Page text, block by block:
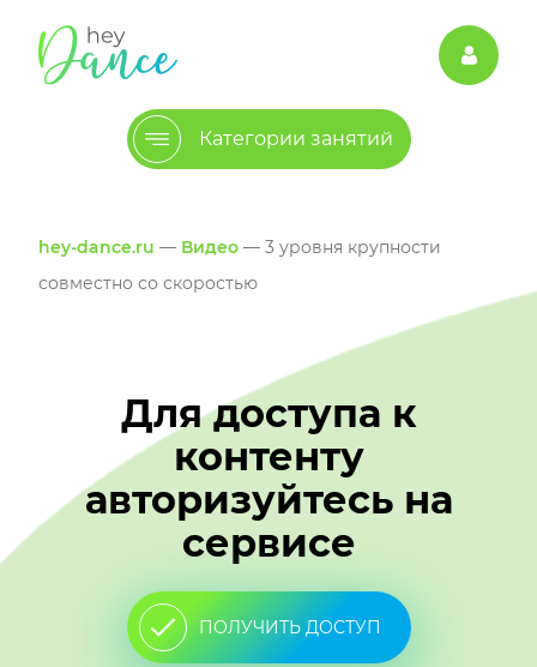
Категории занятий
hey-dance.ru — Видео — 3 уровня крупности
совместно со скоростью
Для доступа к
контенту
авторизуйтесь на
сервисе
ПОЛУЧИТЬ ДОСТУП